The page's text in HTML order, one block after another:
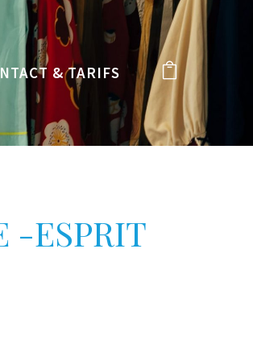
& TARIFS
-ESPRIT